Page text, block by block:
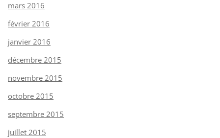
mars 2016
février 2016
janvier 2016
décembre 2015
novembre 2015
octobre 2015
septembre 2015
juillet 2015